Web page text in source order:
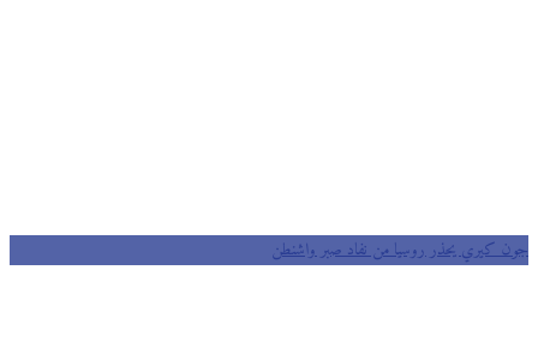
كيري يحذر روسيا من نفاد صبر واشنطن